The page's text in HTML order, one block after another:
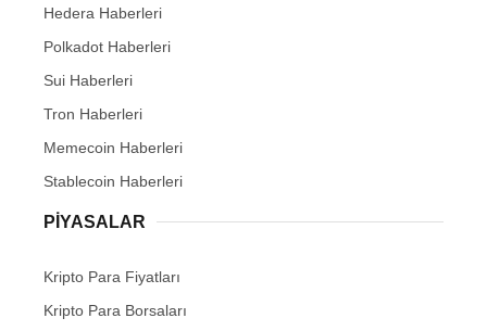
Hedera Haberleri
Polkadot Haberleri
Sui Haberleri
Tron Haberleri
Memecoin Haberleri
Stablecoin Haberleri
PIYASALAR
Kripto Para Fiyatları
Kripto Para Borsaları